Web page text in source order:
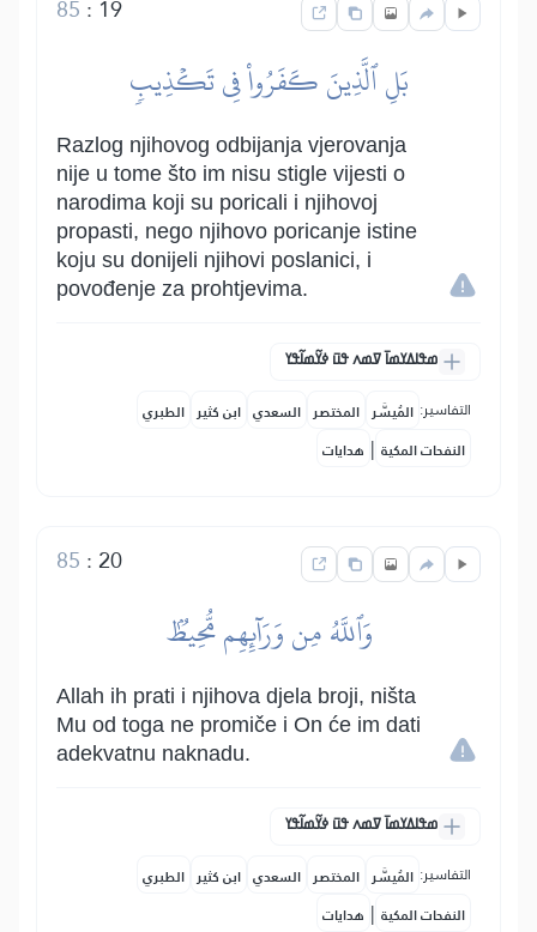
19
:
85
بَلِ ٱلَّذِينَ كَفَرُواْ فِي تَكۡذِيبٖ
Razlog njihovog odbijanja vjerovanja
nije u tome što im nisu stigle vijesti o
narodima koji su poricali i njihovoj
propasti, nego njihovo poricanje istine
koju su donijeli njihovi poslanici, i
povođenje za prohtjevima.
ߘߟߊߡߌߘߊ߫ ߜߘߍ ߟߎ߫ ߦߌ߬ߘߊ߬ߟߌ
التفاسير: المُيسَّر المختصر السعدي ابن كثير الطبري
النفحات المكية | هدايات
20
:
85
وَٱللَّهُ مِن وَرَآئِهِم مُّحِيطُۢ
Allah ih prati i njihova djela broji, ništa
Mu od toga ne promiče i On će im dati
adekvatnu naknadu.
ߘߟߊߡߌߘߊ߫ ߜߘߍ ߟߎ߫ ߦߌ߬ߘߊ߬ߟߌ
التفاسير: المُيسَّر المختصر السعدي ابن كثير الطبري
النفحات المكية | هدايات